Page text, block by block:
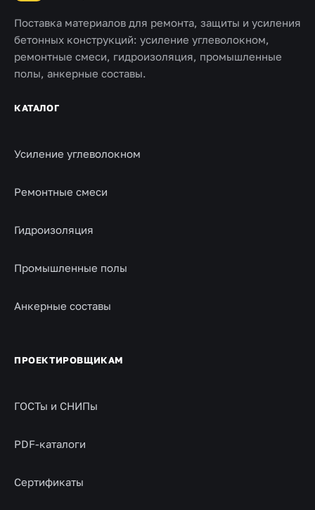
Поставка материалов для ремонта, защиты и усиления
бетонных конструкций: усиление углеволокном,
ремонтные смеси, гидроизоляция, промышленные
полы, анкерные составы.
КАТАЛОГ
Усиление углеволокном
Ремонтные смеси
Гидроизоляция
Промышленные полы
Анкерные составы
ПРОЕКТИРОВЩИКАМ
ГОСТы и СНИПы
PDF-каталоги
Сертификаты